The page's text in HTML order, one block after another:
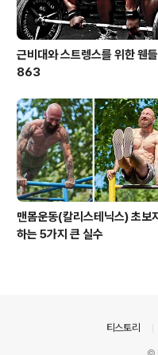
근비대와 스트렝스를 위한 웬
863
맨몸운동(칼리스테닉스) 초보
하는 5가지 큰 실수
티스토리